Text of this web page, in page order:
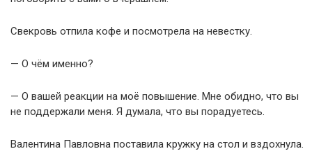
Свекровь отпила кофе и посмотрела на невестку.
— О чём именно?
— О вашей реакции на моё повышение. Мне обидно, что вы
не поддержали меня. Я думала, что вы порадуетесь.
Валентина Павловна поставила кружку на стол и вздохнула.